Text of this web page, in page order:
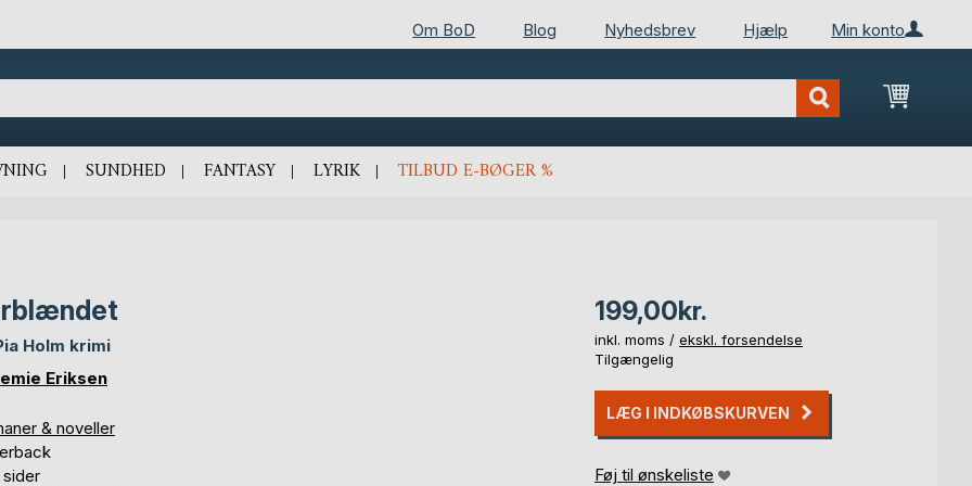
Min konto
Om BoD Blog Nyhedsbrev Hjælp
Min
SUNDHED FANTASY LYRIK TILBUD E-BØGER %
Holm krimi
Eriksen
& noveller
199,00kr.
inkl. moms / ekskl. forsendelse
Tilgængelig
LÆG I INDKØBSKURVEN
Føj til ønskeliste